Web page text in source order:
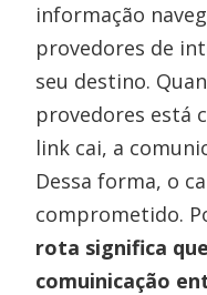
informação
provedores de
seu destino.
provedores está
link cai, a
Dessa forma, o
comprometido.
rota significa
comuinicação